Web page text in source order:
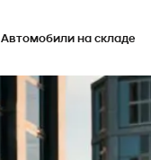
Автомобили на складе